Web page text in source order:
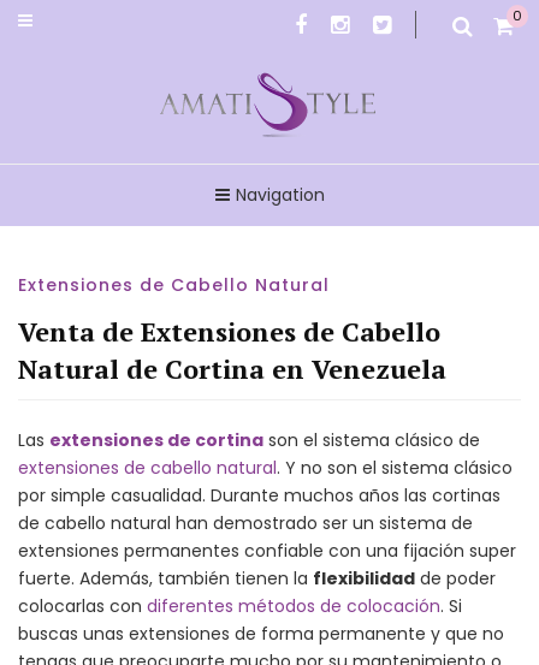
0
Amatistyle
Navigation
Extensiones de Cabello Natural
Venta de Extensiones de Cabello
Natural de Cortina en Venezuela
Las extensiones de cortina son el sistema clásico de
extensiones de cabello natural. Y no son el sistema clásico
por simple casualidad. Durante muchos años las cortinas
de cabello natural han demostrado ser un sistema de
extensiones permanentes confiable con una fijación super
fuerte. Además, también tienen la flexibilidad de poder
colocarlas con diferentes métodos de colocación. Si
buscas unas extensiones de forma permanente y que no